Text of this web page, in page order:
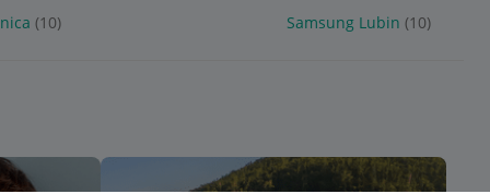
(10) Samsung Lubin (10)